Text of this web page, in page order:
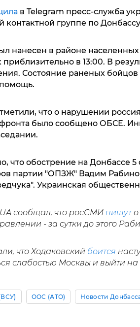
в Telegram пресс-служба
контактной группе по
нанесен в районе
в 13:00. В
Состояние раненых бойцов
что о нарушении
фронта было сообщено ОБСЕ.
что обострение на Донбассе 5
партии "ОПЗЖ" Вадим
Украинская
сообщал, что росСМИ пишуто
- за сутки до этого
что Ходаковский боится
слабостью Москвы и выйти
ООС (АТО) Новости